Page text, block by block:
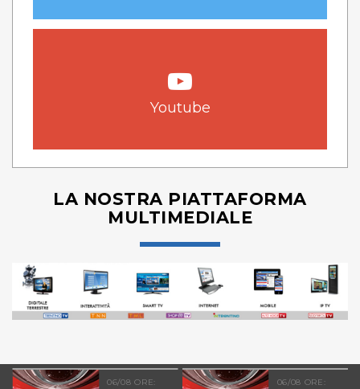
Youtube
LA NOSTRA PIATTAFORMA
MULTIMEDIALE
06/08 ORE:
06/08 ORE: